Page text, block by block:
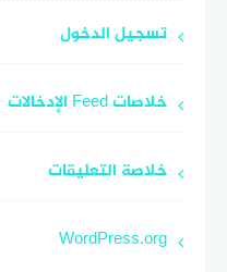
تسجيل الدخول
خلاصات Feed الإدخالات
خلاصة التعليقات
WordPress.org